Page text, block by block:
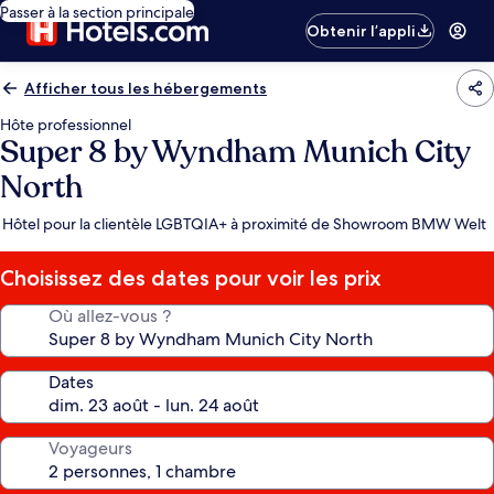
Passer à la section principale
Obtenir l’appli
Afficher tous les hébergements
Hôte professionnel
Super 8 by Wyndham Munich City
North
Hôtel pour la clientèle LGBTQIA+ à proximité de Showroom BMW Welt
Choisissez des dates pour voir les prix
Où allez-vous ?
Dates
Voyageurs